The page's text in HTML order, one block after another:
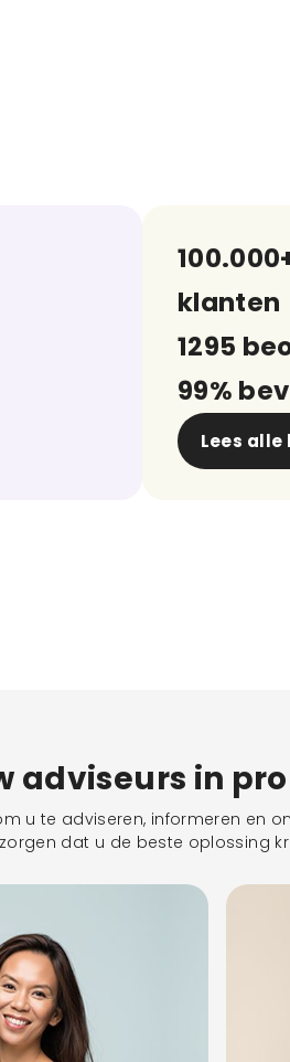
klanten
1295
99%
Lees
adviseurs in
u te adviseren, informeren en
dat u de beste oplossing